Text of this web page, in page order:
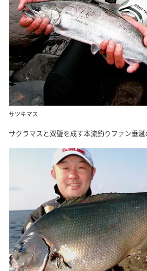
サツキマス
サクラマスと双璧を成す本流釣りファン垂涎